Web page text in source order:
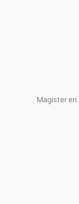
Magíster en